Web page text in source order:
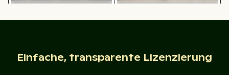
Einfache, transparente Lizenzierung